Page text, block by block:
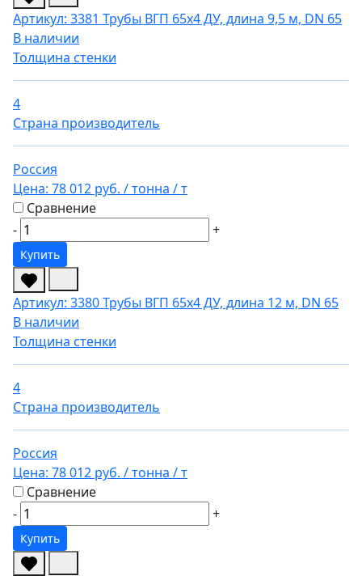
Артикул: 3381 Трубы ВГП 65х4 ДУ, длина 9,5 м, DN 65
В наличии
Толщина стенки
4
Страна производитель
Россия
Цена: 78 012 руб. / тонна / т
Сравнение
-
+
Купить
Артикул: 3380Трубы ВГП 65х4 ДУ, длина 12 м, DN 65
В наличии
Толщина стенки
4
Страна производитель
Россия
Цена: 78 012 руб. / тонна / т
Сравнение
-
+
Купить